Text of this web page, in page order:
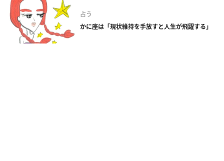
占う
かに座は「現状維持を手放すと人生が飛躍する」